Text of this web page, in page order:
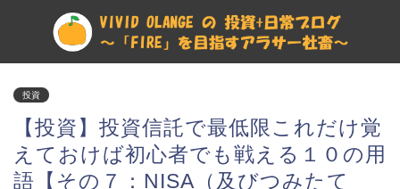
投資
【投資】投資信託で最低限これだけ覚
えておけば初心者でも戦える１０の用
語【その７：NISA（及びつみたて